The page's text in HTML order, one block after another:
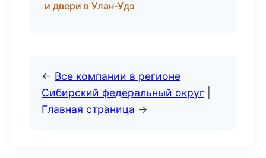
и двери в Улан-Удэ
← Все компании в регионе
Сибирский федеральный округ
Главная страница →